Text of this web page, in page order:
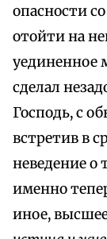
опасности
отойти на
уединенное
сделал
Господь, с
встретив в
неведение о
именно
иное,